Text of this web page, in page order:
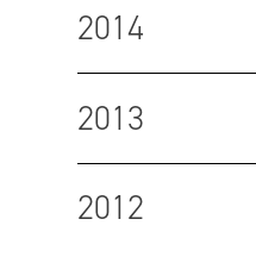
2014
2013
2012